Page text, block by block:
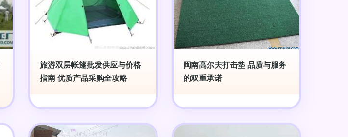
旅游双层帐篷批发供应与价格
指南 优质产品采购全攻略
闽南高尔夫打击垫 品质与服务
的双重承诺